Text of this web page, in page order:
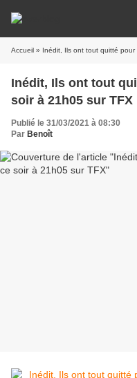
Accueil » Inédit, Ils ont tout quitté pour
Inédit, Ils ont tout
soir à 21h05 sur TFX
Publié le 31/03/2021 à 08:30
Par Benoît